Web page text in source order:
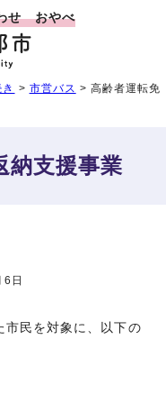
せ おやべ
> 市営バス > 高齢者運転免
納支援事業
日
市民を対象に、以下の